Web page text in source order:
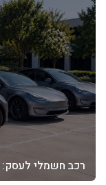
רכב חשמלי לעסק: